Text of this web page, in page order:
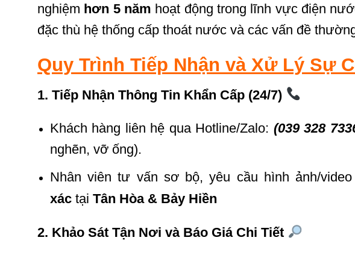
nghiệm hơn 5 năm hoạt động trong lĩnh vực điện
đặc thù hệ thống cấp thoát nước và các vấn đề
Quy Trình Tiếp Nhận và Xử Lý Sự
1. Tiếp Nhận Thông Tin Khẩn Cấp (24/7)
Khách hàng liên hệ qua Hotline/Zalo: (039 328
nghẽn, vỡ ống).
Nhân viên tư vấn sơ bộ, yêu cầu hình ảnh/
xáctại Tân Hòa & Bảy Hiền
2. Khảo Sát Tận Nơi và Báo Giá Chi Tiết